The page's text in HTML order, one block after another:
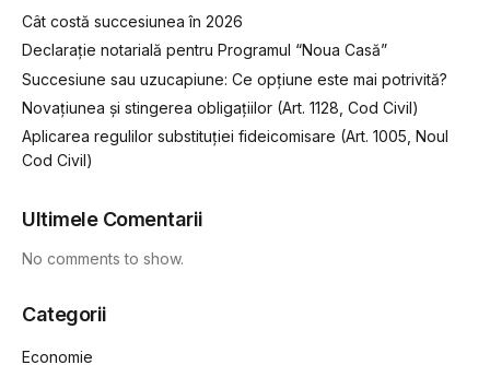
Cât costă succesiunea în 2026
Declarație notarială pentru Programul “Noua Casă”
Succesiune sau uzucapiune: Ce opțiune este mai potrivită?
Novațiunea și stingerea obligațiilor (Art. 1128, Cod Civil)
Aplicarea regulilor substituției fideicomisare (Art. 1005, Noul
Cod Civil)
Ultimele Comentarii
No comments to show.
Categorii
Economie